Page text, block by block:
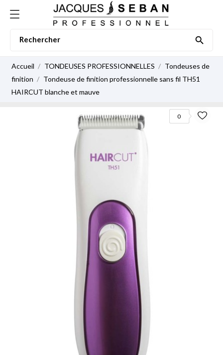

Accueil TONDEUSES PROFESSIONNELLES
Tondeuses de
finition
Tondeuse de finition professionnelle sans fil TH51
HAIRCUT blanche et mauve
0